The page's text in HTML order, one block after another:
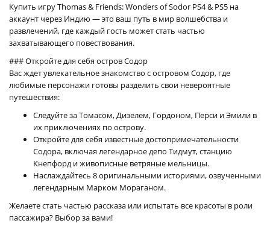
Купить игру Thomas & Friends: Wonders of Sodor PS4 & PS5 на
аккаунт через Индию — это ваш путь в мир волшебства и
развлечений, где каждый гость может стать частью
захватывающего повествования.
### Откройте для себя остров Содор
Вас ждет увлекательное знакомство с островом Содор, где
любимые персонажи готовы разделить свои невероятные
путешествия:
Следуйте за Томасом, Дизелем, Гордоном, Перси и Эмили в
их приключениях по острову.
Откройте для себя известные достопримечательности
Содора, включая легендарное депо Тидмут, станцию
Кнепфорд и живописные ветряные мельницы.
Наслаждайтесь 8 оригинальными историями, озвученными
легендарным Марком Мораганом.
Желаете стать частью рассказа или испытать все красоты в роли
пассажира? Выбор за вами!